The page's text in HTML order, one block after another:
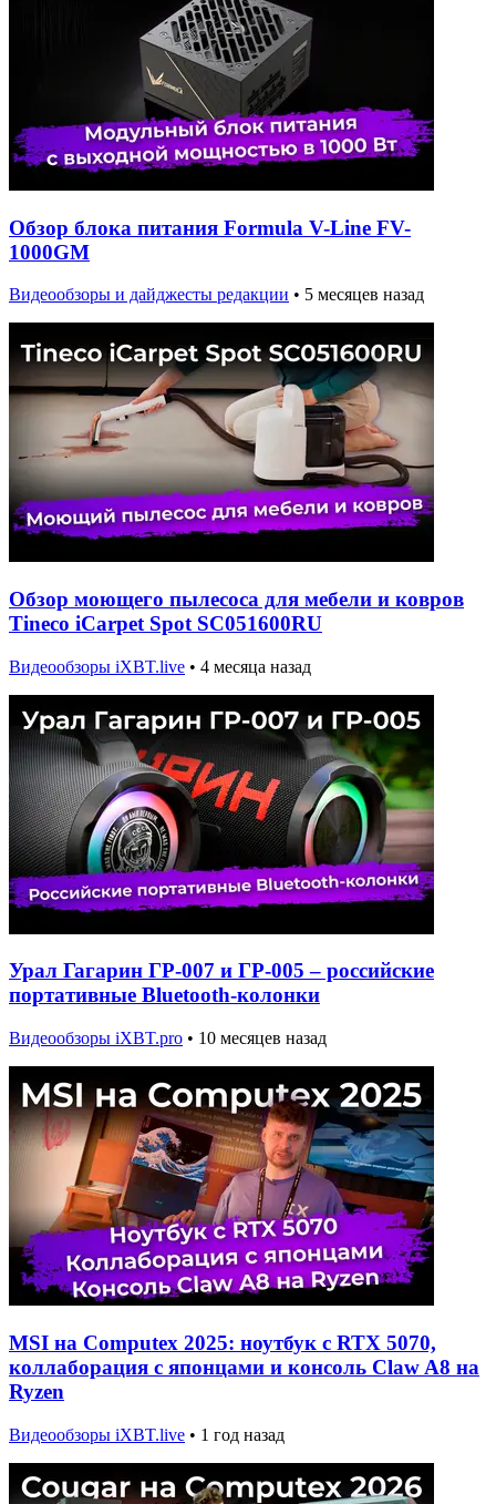
Обзор блока питания Formula V-Line FV-
1000GM
Видеообзоры и дайджесты редакции • 5 месяцев назад
Обзор моющего пылесоса для мебели и ковров
Tineco iCarpet Spot SC051600RU
Видеообзоры iXBT.live • 4 месяца назад
Урал Гагарин ГР-007 и ГР-005 – российские
портативные Bluetooth-колонки
Видеообзоры iXBT.pro • 10 месяцев назад
MSI на Computex 2025: ноутбук с RTX 5070,
коллаборация с японцами и консоль Claw A8 на
Ryzen
Видеообзоры iXBT.live • 1 год назад